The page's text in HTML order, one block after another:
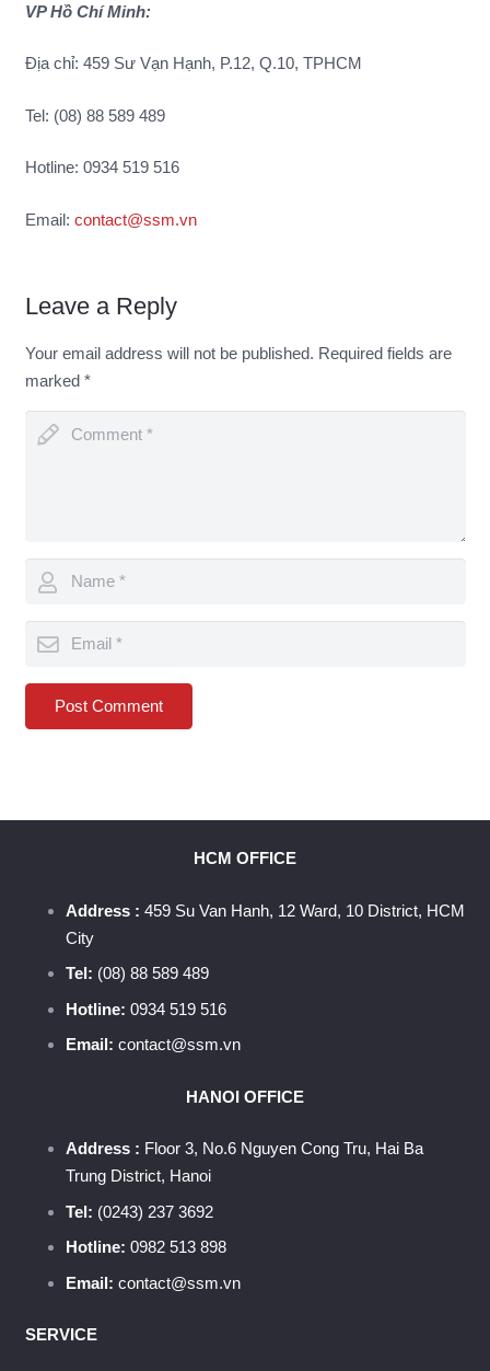
VP Hồ Chí Minh:
Địa chỉ: 459 Sư Vạn Hạnh, P.12, Q.10, TPHCM
Tel: (08) 88 589 489
Hotline: 0934 519 516
Email: contact@ssm.vn
Leave a Reply
Your email address will not be published. Required fields are
marked *
Post Comment
HCM OFFICE
Address : 459 Su Van Hanh, 12 Ward, 10 District, HCM
City
Tel: (08) 88 589 489
Hotline: 0934 519 516
Email: contact@ssm.vn
HANOI OFFICE
Address : Floor 3, No.6 Nguyen Cong Tru, Hai Ba
Trung District, Hanoi
Tel: (0243) 237 3692
Hotline: 0982 513 898
Email: contact@ssm.vn
SERVICE